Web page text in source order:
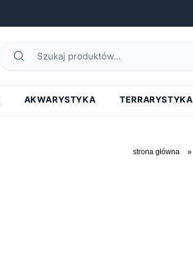
AKWARYSTYKA TERRARYSTYKA
strona główna »